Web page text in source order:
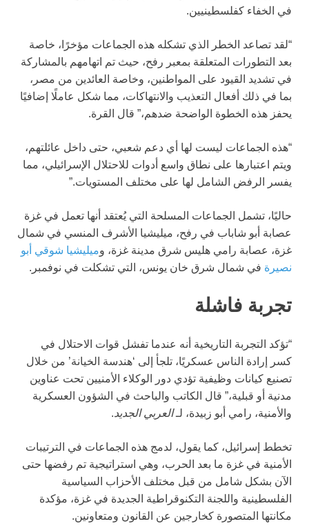
في الخفاء كفلسطينيين.
“لقد تصاعد الخطر الذي تشكله هذه الجماعات مؤخرًا، خاصة
بعد التطورات المتعلقة بمعبر رفح، حيث تم اتهامهم بالمشاركة
في تشديد القيود على المواطنين، وخاصة العائدين من مصر،
بما في ذلك أفعال التعذيب والانتهاكات، مما شكل عاملًا إضافيًا
يحفز هذه الخطوة الواضحة ضدهم،” قال القرة.
“هذه الجماعات ليست لها أي دعم شعبي، حتى داخل عائلتهم،
ويتم اعتبارها على نطاق واسع أدوات للاحتلال الإسرائيلي، مما
يفسر الرفض الشامل لها على مختلف المستويات.”
حاليًا، تشمل الجماعات المسلحة التي يُعتقد أنها تعمل في غزة
عصابة أبو شاباب في رفح، ميليشيا الأشرف المنسي في شمال
غزة، عصابة رامي هليس شرق مدينة غزة، وميليشيا شوقي أبو
نصيرة في شمال شرق خان يونس، التي تشكلت في نوفمبر.
تجربة فاشلة
“تؤكد التجربة التاريخية أنه عندما تفشل قوات الاحتلال في
كسر إرادة الناس عسكريًا، تلجأ إلى ‘هندسة الخيانة’ من خلال
تصنيع كيانات وظيفية تؤدي دور الوكلاء الأمنيين تحت عناوين
مدنية أو قبلية،” قال الكاتب والباحث في الشؤون العسكرية
والأمنية، رامي أبو زبيدة، لـالعربي الجديد.
تخطط إسرائيل، كما يقول، لدمج هذه الجماعات في الترتيبات
الأمنية في غزة ما بعد الحرب، وهي استراتيجية تم رفضها حتى
الآن بشكل شامل من قبل مختلف الأحزاب السياسية
الفلسطينية واللجنة التكنوقراطية الجديدة في غزة، مؤكدة
مكانتها المتصورة كخارجين عن القانون ومتعاونين.